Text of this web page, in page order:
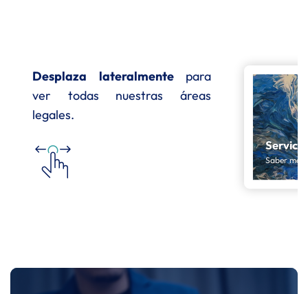
Desplaza lateralmente para
ver todas nuestras áreas
legales.
Saber más